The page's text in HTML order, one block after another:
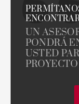
UN
PONDRÁ
USTED
PROYECTO